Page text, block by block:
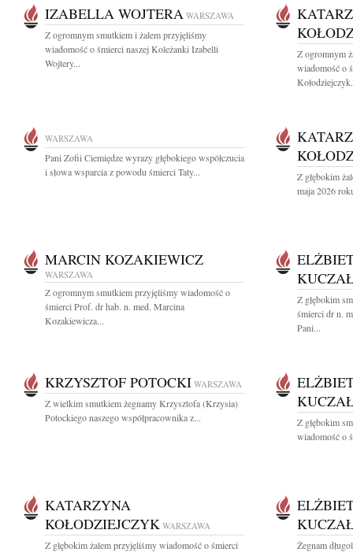
IZABELLA WOJTERA WARSZAWA
Z ogromnym smutkiem i żalem przyjęliśmy
wiadomość o śmierci naszej Koleżanki Izabelli
Wojtery...
Z ogromnym
wiadomość o
WARSZAWA
Pani Zofii Ciemiędze wyrazy głębokiego współczucia
i słowa wsparcia z powodu śmierci Taty...
Z głębokim
maja 2026
MARCIN KOZAKIEWICZ
WARSZAWA
Z ogromnym smutkiem przyjęliśmy wiadomość o
śmierci Prof. dr hab. n. med. Marcina
Kozakiewicza...
Z głębokim
śmierci dr n.
Pani...
KRZYSZTOF POTOCKI WARSZAWA
Z wielkim smutkiem żegnamy Krzysztofa (Krzysia)
Potockiego naszego współpracownika z...
Z głębokim
wiadomość o
KATARZYNA
KOŁODZIEJCZYK WARSZAWA
Z głębokim żalem przyjęliśmy wiadomość o śmierci
Żegnam